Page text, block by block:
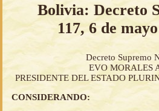
Bolivia: Decreto
117, 6 de
Decreto Supremo
EVO MORALES
PRESIDENTE DEL ESTADO
CONSIDERANDO: